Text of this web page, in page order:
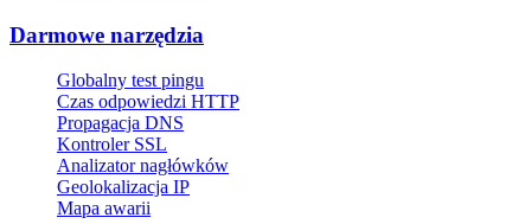
Darmowe narzędzia
Globalny test pingu
Czas odpowiedzi HTTP
Propagacja DNS
Kontroler SSL
Analizator nagłówków
Geolokalizacja IP
Mapa awarii